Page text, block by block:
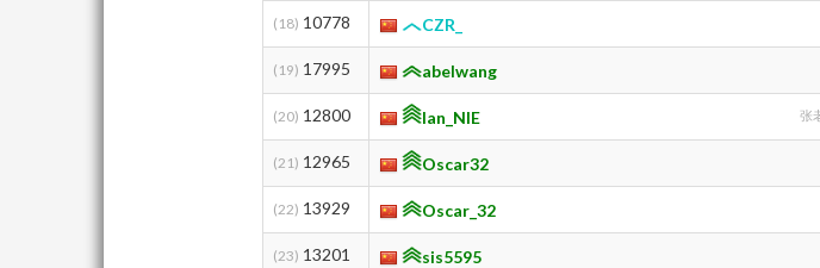
(18) 10778 CZR_
(19) 17995 abelwang
(20) 12800 Ian_NIE 张
(21) 12965 Oscar32
(22) 13929 Oscar_32
(23) 13201 sis5595